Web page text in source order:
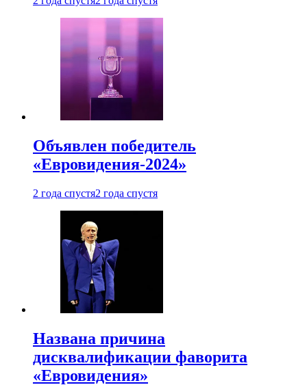
Объявлен победитель
«Евровидения-2024»
2 года спустя2 года спустя
Названа причина
дисквалификации фаворита
«Евровидения»